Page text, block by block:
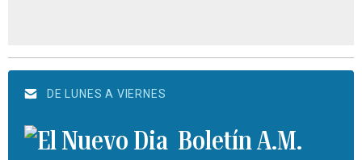
DE LUNES A VIERNES
Boletín A.M.